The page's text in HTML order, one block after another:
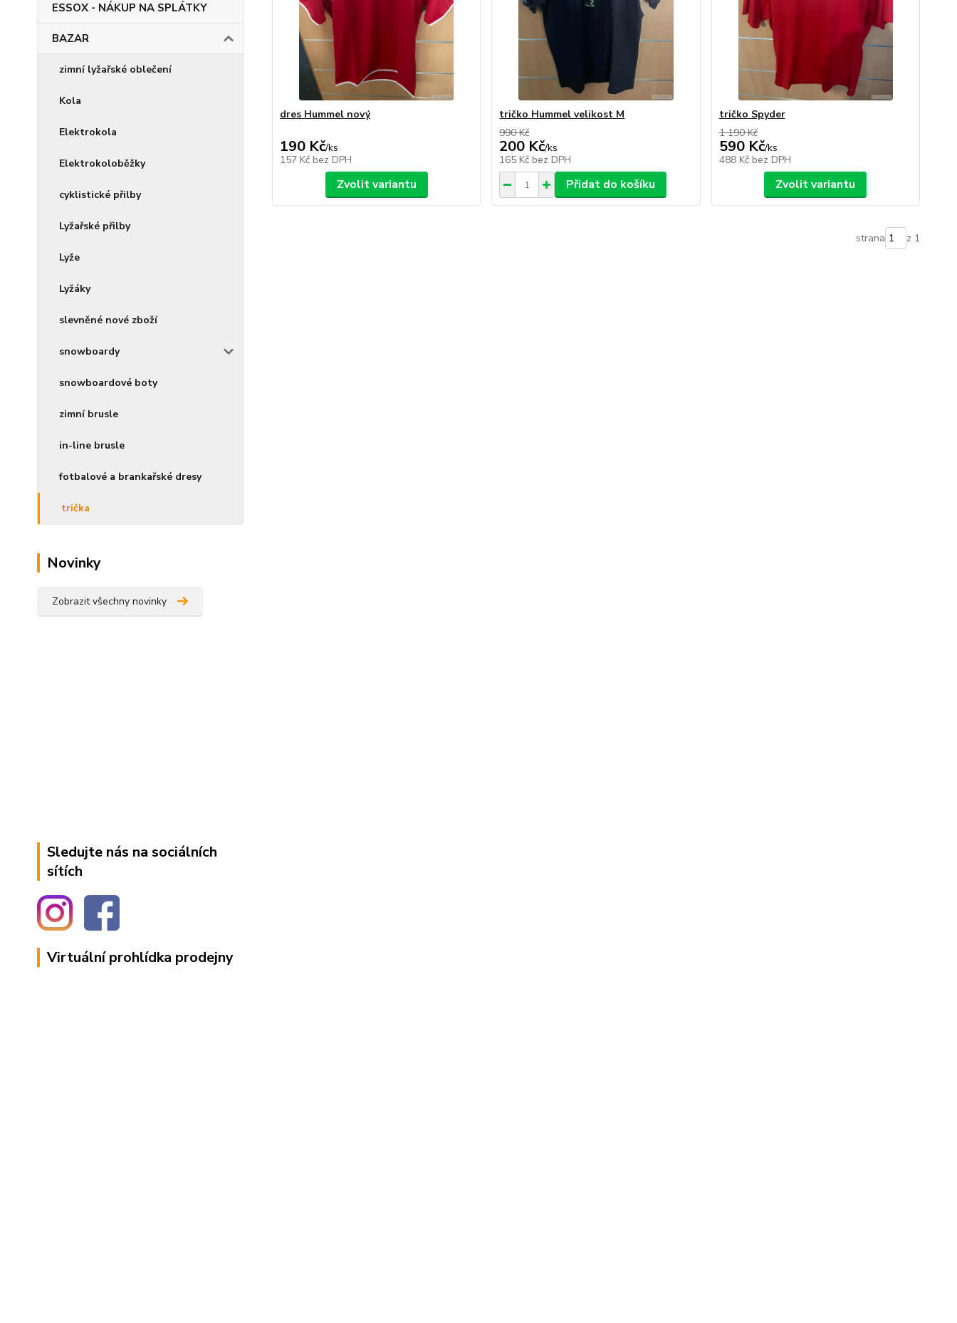
ESSOX - NÁKUP NA SPLÁTKY
BAZAR
zimní lyžařské oblečení
Kola
Elektrokola
Elektrokoloběžky
cyklistické přilby
Lyžařské přilby
Lyže
Lyžáky
slevněné nové zboží
snowboardy
snowboardové boty
zimní brusle
in-line brusle
fotbalové a brankařské dresy
trička
Novinky
Zobrazit všechny novinky
Sledujte nás na sociálních
sítích
Virtuální prohlídka prodejny
dres Hummel nový
190 Kč/ks
157 Kč bez DPH
Zvolit variantu
tričko Hummel velikost M
990 Kč
200 Kč/ks
165 Kč bez DPH
Přidat do košíku
tričko Spyder
1 190 Kč
590 Kč/ks
488 Kč bez DPH
Zvolit variantu
strana z 1